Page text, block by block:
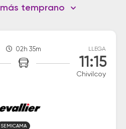
más temprano
02h 35m LLEGA
11:15
Chivilcoy
SEMICAMA